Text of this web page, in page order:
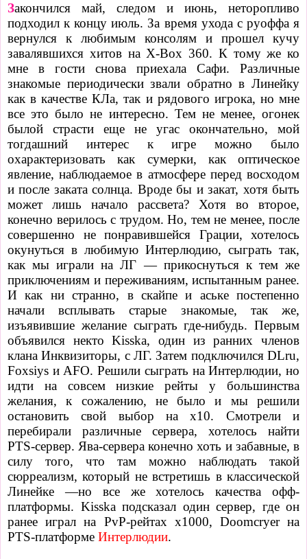
Закончился май, следом и июнь, неторопливо
подходил к концу июль. За время ухода с руоффа я
вернулся к любимым консолям и прошел кучу
завалявшихся хитов на X-Box 360. К тому же ко
мне в гости снова приехала Сафи. Различные
знакомые периодически звали обратно в Линейку
как в качестве КЛа, так и рядового игрока, но мне
все это было не интересно. Тем не менее, огонек
былой страсти еще не угас окончательно, мой
тогдашний интерес к игре можно было
охарактеризовать как сумерки, как оптическое
явление, наблюдаемое в атмосфере перед восходом
и после заката солнца. Вроде бы и закат, хотя быть
может лишь начало рассвета? Хотя во второе,
конечно верилось с трудом. Но, тем не менее, после
совершенно не понравившейся Грации, хотелось
окунуться в любимую Интерлюдию, сыграть так,
как мы играли на ЛГ — прикоснуться к тем же
приключениям и переживаниям, испытанным ранее.
И как ни странно, в скайпе и аське постепенно
начали всплывать старые знакомые, так же,
изъявившие желание сыграть где-нибудь. Первым
объявился некто Kisska, один из ранних членов
клана Инквизиторы, с ЛГ. Затем подключился DLru,
Foxsiys и AFO. Решили сыграть на Интерлюдии, но
идти на совсем низкие рейты у большинства
желания, к сожалению, не было и мы решили
остановить свой выбор на х10. Смотрели и
перебирали различные сервера, хотелось найти
PTS-сервер. Ява-сервера конечно хоть и забавные, в
силу того, что там можно наблюдать такой
сюрреализм, который не встретишь в классической
Линейке —но все же хотелось качества офф-
платформы. Kisska подсказал один сервер, где он
ранее играл на PvP-рейтах х1000, Doomcryer на
PTS-платформе Интерлюдии.